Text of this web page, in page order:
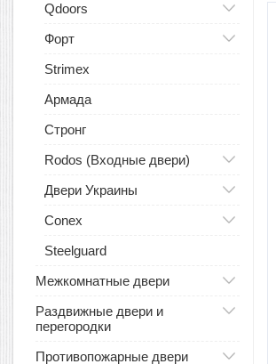
Qdoors
Форт
Strimex
Армада
Стронг
Rodos (Входные двери)
Двери Украины
Conex
Steelguard
Межкомнатные двери
Раздвижные двери и
перегородки
Противопожарные двери